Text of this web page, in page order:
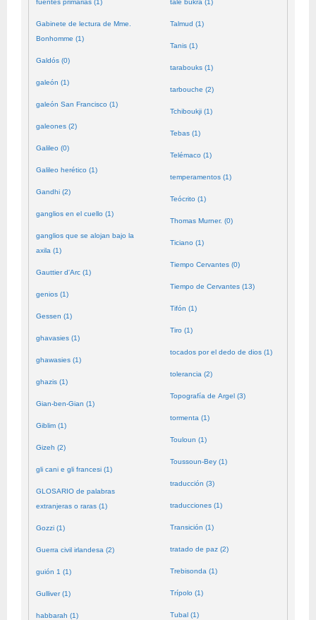
fuentes primarias (1)
Gabinete de lectura de Mme.
Bonhomme (1)
Galdós (0)
galeón (1)
galeón San Francisco (1)
galeones (2)
Galileo (0)
Galileo herético (1)
Gandhi (2)
ganglios en el cuello (1)
ganglios que se alojan bajo la
axila (1)
Gauttier d'Arc (1)
genios (1)
Gessen (1)
ghavasies (1)
ghawasies (1)
ghazis (1)
Gian-ben-Gian (1)
Giblim (1)
Gizeh (2)
gli cani e gli francesi (1)
GLOSARIO de palabras
extranjeras o raras (1)
Gozzi (1)
Guerra civil irlandesa (2)
guión 1 (1)
Gulliver (1)
habbarah (1)
talé bukra (1)
Talmud (1)
Tanis (1)
tarabouks (1)
tarbouche (2)
Tchiboukji (1)
Tebas (1)
Telémaco (1)
temperamentos (1)
Teócrito (1)
Thomas Murner. (0)
Ticiano (1)
Tiempo Cervantes (0)
Tiempo de Cervantes (13)
Tifón (1)
Tiro (1)
tocados por el dedo de dios (1)
tolerancia (2)
Topografía de Argel (3)
tormenta (1)
Touloun (1)
Toussoun-Bey (1)
traducción (3)
traducciones (1)
Transición (1)
tratado de paz (2)
Trebisonda (1)
Trípolo (1)
Tubal (1)